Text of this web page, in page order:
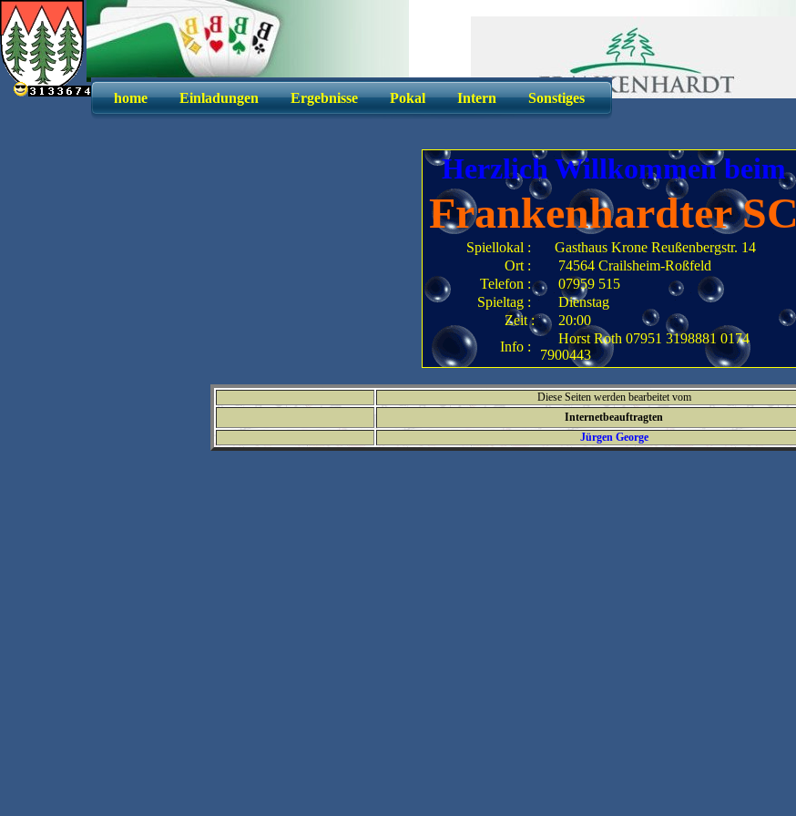
home Einladungen Ergebnisse Pokal Intern Sonstiges
Herzlich Willkommen beim
Frankenhardter SC
Spiellokal :
Gasthaus Krone Reußenbergstr. 14
Ort :
74564 Crailsheim-Roßfeld
Telefon :07959 515
Spieltag :
Dienstag
Zeit :20:00
Info :
Horst Roth 07951 3198881 0174
7900443
Diese Seiten werden bearbeitet vom
Internetbeauftragten
Jürgen George